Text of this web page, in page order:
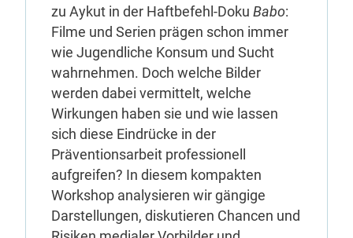
zu Aykut in der Haftbefehl-Doku Babo:
Filme und Serien prägen schon immer
wie Jugendliche Konsum und Sucht
wahrnehmen. Doch welche Bilder
werden dabei vermittelt, welche
Wirkungen haben sie und wie lassen
sich diese Eindrücke in der
Präventionsarbeit professionell
aufgreifen? In diesem kompakten
Workshop analysieren wir gängige
Darstellungen, diskutieren Chancen und